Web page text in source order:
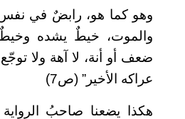
وهو كما هو، رابضٌ في نفس
والموت، خيطٌ يشده
ضعف أو أنة، لا آهة ولا
عراكه الأخير” (ص7)
هكذا يضعنا صاحبُ